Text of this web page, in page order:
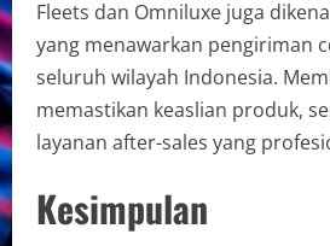
Fleets dan Omniluxe juga
yang menawarkan pengiriman
seluruh wilayah Indonesia.
memastikan keaslian produk,
layanan after-sales yang
Kesimpulan